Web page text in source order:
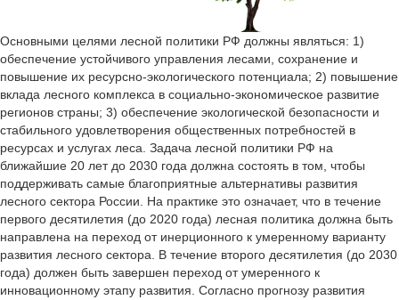
Основными целями лесной политики РФ должны являться: 1)
обеспечение устойчивого управления лесами, сохранение и
повышение их ресурсно-экологического потенциала; 2) повышение
вклада лесного комплекса в социально-экономическое развитие
регионов страны; 3) обеспечение экологической безопасности и
стабильного удовлетворения общественных потребностей в
ресурсах и услугах леса. Задача лесной политики РФ на
ближайшие 20 лет до 2030 года должна состоять в том, чтобы
поддерживать самые благоприятные альтернативы развития
лесного сектора России. На практике это означает, что в течение
первого десятилетия (до 2020 года) лесная политика должна быть
направлена на переход от инерционного к умеренному варианту
развития лесного сектора. В течение второго десятилетия (до 2030
года) должен быть завершен переход от умеренного к
инновационному этапу развития. Согласно прогнозу развития